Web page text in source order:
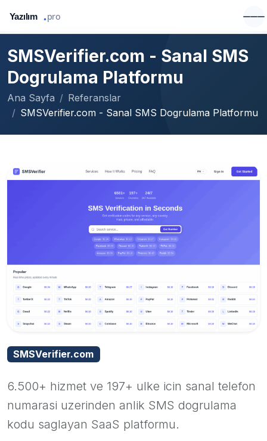
SMSVerifier.com - Sanal SMS
Dogrulama Platformu
Ana Sayfa
Referanslar
SMSVerifier.com - Sanal SMS Dogrulama Platformu
SMSVerifier.com
6.500+ hizmet ve 197+ ulke icin sanal telefon
numarasi uzerinden anlik SMS dogrulama
kodu saglayan SaaS platformu.